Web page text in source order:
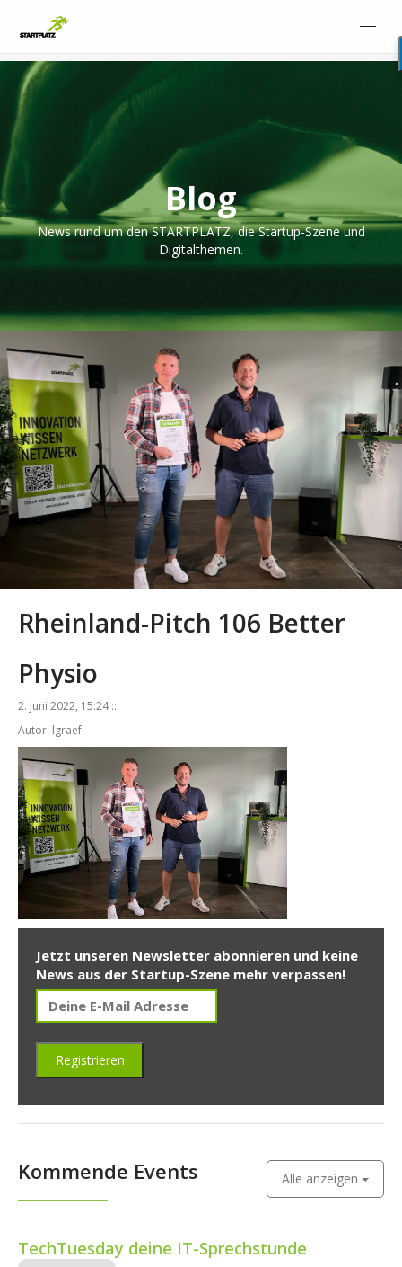
Blog
News rund um den STARTPLATZ, die Startup-Szene und
Digitalthemen.
Rheinland-Pitch 106 Better
Physio
2. Juni 2022, 15:24 ::
Autor: lgraef
Jetzt unseren Newsletter abonnieren und keine
News aus der Startup-Szene mehr verpassen!
Kommende Events Alle anzeigen
TechTuesday deine IT-Sprechstunde